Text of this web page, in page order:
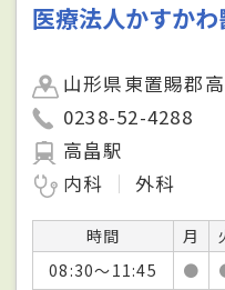
医療法人かすか
山形県東置賜郡
0238-52-4288
高畠駅
内科
外科
時間 月
08:30～11:45
●